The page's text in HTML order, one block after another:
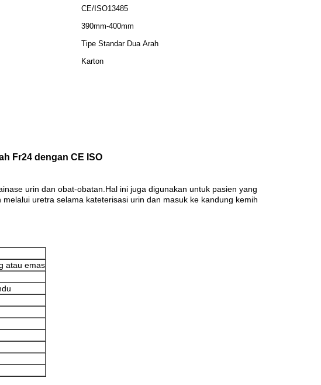
CE/ISO13485
390mm-400mm
Tipe Standar Dua Arah
Karton
Fr24 dengan CE ISO
urin dan obat-obatan.Hal ini juga digunakan untuk pasien yang
uretra selama kateterisasi urin dan masuk ke kandung kemih
atau emas